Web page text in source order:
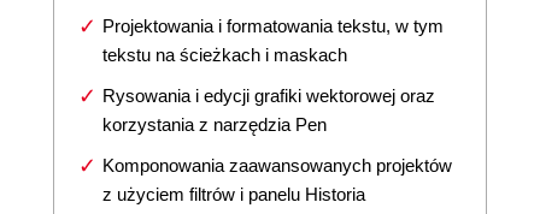
Projektowania i formatowania tekstu, w tym
tekstu na ścieżkach i maskach
Rysowania i edycji grafiki wektorowej oraz
korzystania z narzędzia Pen
Komponowania zaawansowanych projektów
z użyciem filtrów i panelu Historia